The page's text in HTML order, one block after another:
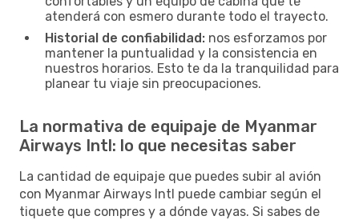
atenderá con esmero durante todo el trayecto.
Historial de confiabilidad: nos esforzamos por
mantener la puntualidad y la consistencia en
nuestros horarios. Esto te da la tranquilidad para
planear tu viaje sin preocupaciones.
La normativa de equipaje de Myanmar
Airways Intl: lo que necesitas saber
La cantidad de equipaje que puedes subir al avión
con Myanmar Airways Intl puede cambiar según el
tiquete que compres y a dónde vayas. Si sabes de